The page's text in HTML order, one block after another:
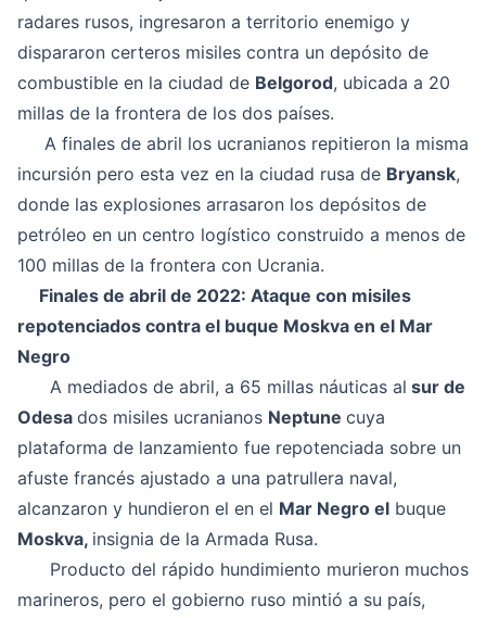
radares rusos, ingresaron a territorio enemigo y
dispararon certeros misiles contra un depósito de
combustible en la ciudad de Belgorod, ubicada a 20
millas de la frontera de los dos países.
A finales de abril los ucranianos repitieron la misma
incursión pero esta vez en la ciudad rusa de Bryansk,
donde las explosiones arrasaron los depósitos de
petróleo en un centro logístico construido a menos de
100 millas de la frontera con Ucrania.
Finales de abril de 2022: Ataque con misiles
repotenciados contra el buque Moskva en el Mar
Negro
A mediados de abril, a 65 millas náuticas al sur de
Odesa dos misiles ucranianos Neptune cuya
plataforma de lanzamiento fue repotenciada sobre un
afuste francés ajustado a una patrullera naval,
alcanzaron y hundieron el en el Mar Negro el buque
Moskva, insignia de la Armada Rusa.
Producto del rápido hundimiento murieron muchos
marineros, pero el gobierno ruso mintió a su país,